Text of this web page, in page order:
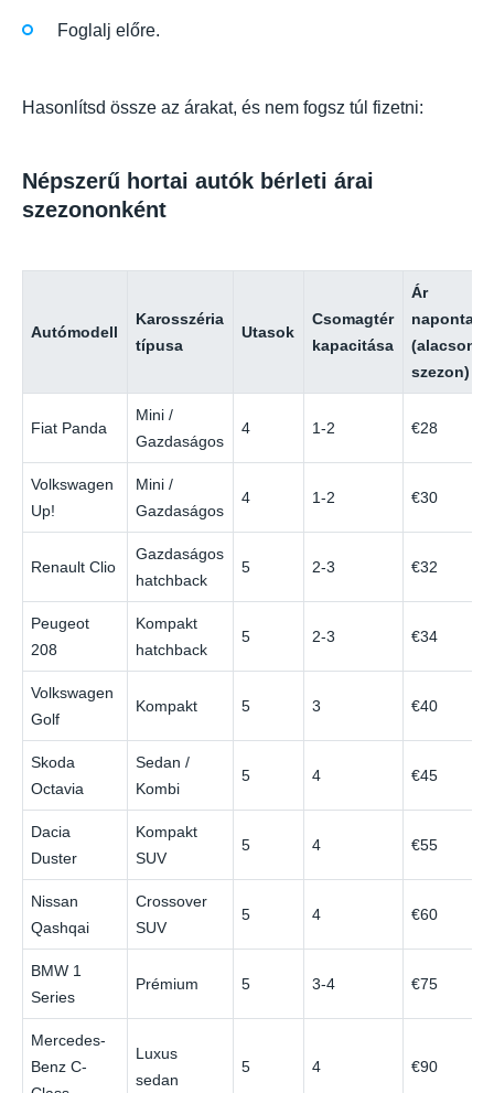
Foglalj előre.
Hasonlítsd össze az árakat, és nem fogsz túl fizetni:
Népszerű hortai autók bérleti árai
szezononként
Autómodell
Karosszéria
típusa
Utasok
Csomagtér
kapacitása
Ár
naponta
(alacsony
szezon)
Fiat Panda
Mini /
Gazdaságos
4 1-2 €28
Volkswagen
Up!
Mini /
Gazdaságos
4 1-2 €30
Renault Clio
Gazdaságos
hatchback
5 2-3 €32
Peugeot
208
Kompakt
hatchback
5 2-3 €34
Volkswagen
Golf
Kompakt 5 3 €40
Skoda
Octavia
Sedan /
Kombi
5 4 €45
Dacia
Duster
Kompakt
SUV
5 4 €55
Nissan
Qashqai
Crossover
SUV
5 4 €60
BMW 1
Series
Prémium 5 3-4 €75
Mercedes-
Benz C-
Luxus
sedan
5 4 €90